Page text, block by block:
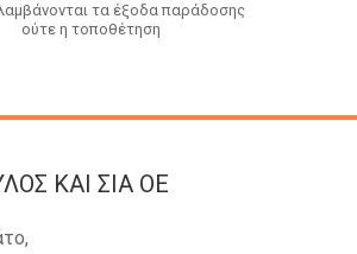
τα έξοδα παράδοσης
ούτε η τοποθέτηση
KAI ΣΙΑ OE